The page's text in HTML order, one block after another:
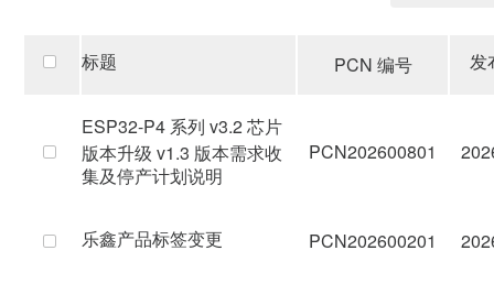
标题 PCN 编号 发
ESP32-P4 系列 v3.2 芯片
版本升级 v1.3 版本需求收
集及停产计划说明
PCN202600801
乐鑫产品标签变更 PCN202600201